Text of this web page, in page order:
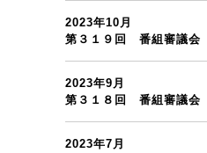
2023年10月
第３１９回 番組審議会
2023年9月
第３１８回 番組審議会
2023年7月